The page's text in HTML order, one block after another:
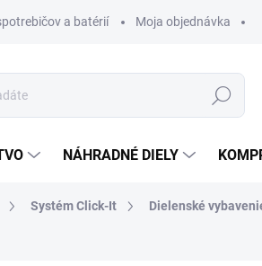
a batérií Moja objednávka
Hľadať
NÁHRADNÉ DIELY
Systém Click-It Dielenské